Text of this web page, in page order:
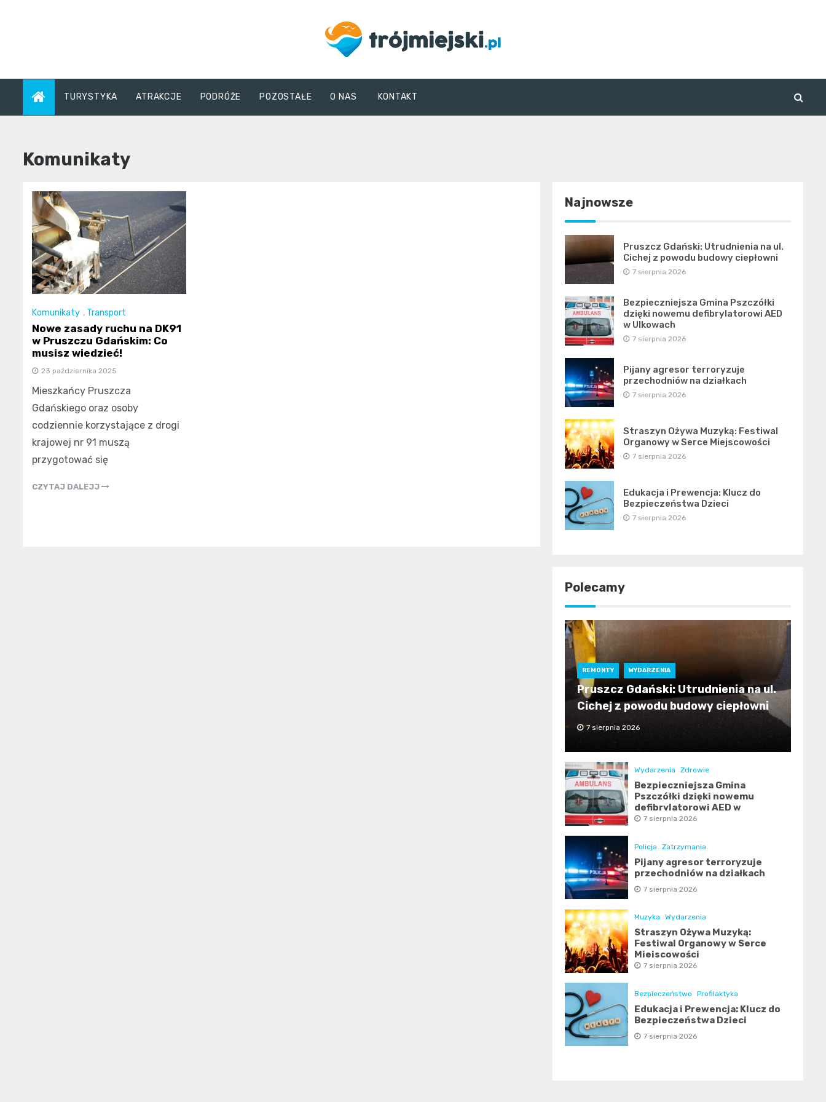
trojmiejski.pl
TURYSTYKA ATRAKCJE PODRÓŻE POZOSTAŁE O NAS KONTAKT
Komunikaty
Komunikaty , Transport
Nowe zasady ruchu na DK91
w Pruszczu Gdańskim: Co
musisz wiedzieć!
23 października 2025
Mieszkańcy Pruszcza
Gdańskiego oraz osoby
codziennie korzystające z drogi
krajowej nr 91 muszą
przygotować się
CZYTAJ DALEJJ
Najnowsze
Pruszcz Gdański: Utrudnienia na ul.
Cichej z powodu budowy ciepłowni
7 sierpnia 2026
Bezpieczniejsza Gmina Pszczółki
dzięki nowemu defibrylatorowi AED
w Ulkowach
7 sierpnia 2026
Pijany agresor terroryzuje
przechodniów na działkach
7 sierpnia 2026
Straszyn Ożywa Muzyką: Festiwal
Organowy w Serce Miejscowości
7 sierpnia 2026
Edukacja i Prewencja: Klucz do
Bezpieczeństwa Dzieci
7 sierpnia 2026
Polecamy
REMONTY WYDARZENIA
Pruszcz Gdański: Utrudnienia na ul.
Cichej z powodu budowy ciepłowni
7 sierpnia 2026
Wydarzenia Zdrowie
Bezpieczniejsza Gmina
Pszczółki dzięki nowemu
defibrylatorowi AED w
Ulkowach
7 sierpnia 2026
Policja Zatrzymania
Pijany agresor terroryzuje
przechodniów na działkach
7 sierpnia 2026
Muzyka Wydarzenia
Straszyn Ożywa Muzyką:
Festiwal Organowy w Serce
Miejscowości
7 sierpnia 2026
Bezpieczeństwo Profilaktyka
Edukacja i Prewencja: Klucz do
Bezpieczeństwa Dzieci
7 sierpnia 2026